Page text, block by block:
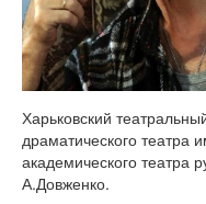
Харьковский
драматического театра
академического театра
А.Довженко.